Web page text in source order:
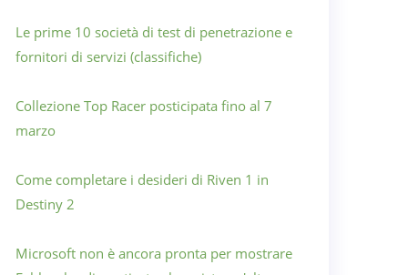
Le prime 10 società di test di penetrazione e
fornitori di servizi (classifiche)
Collezione Top Racer posticipata fino al 7
marzo
Come completare i desideri di Riven 1 in
Destiny 2
Microsoft non è ancora pronta per mostrare